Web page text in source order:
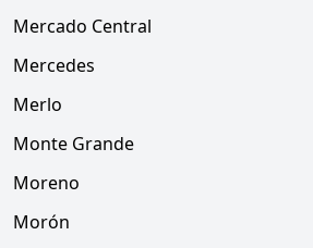
Mercado Central
Mercedes
Merlo
Monte Grande
Moreno
Morón